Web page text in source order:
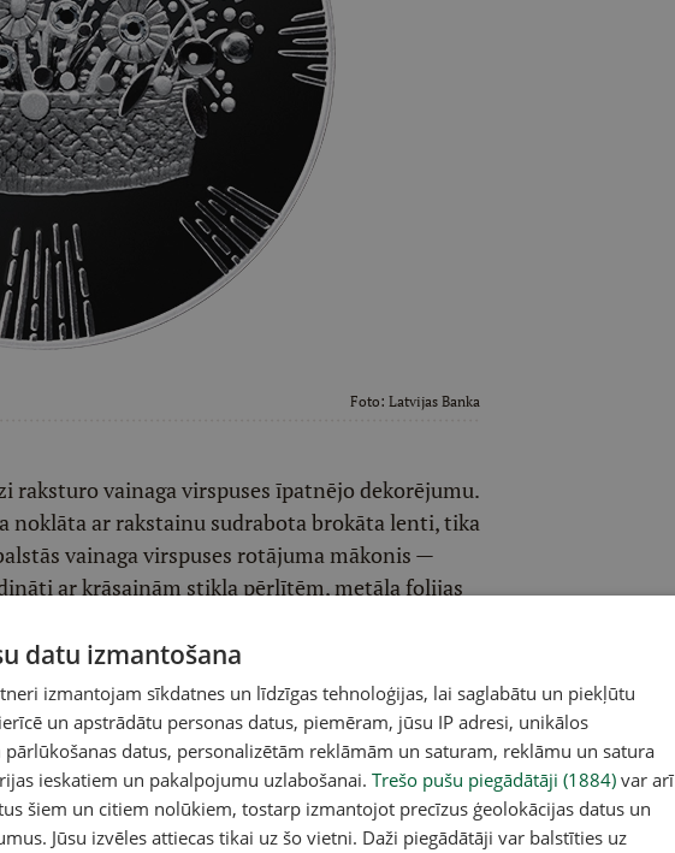
Foto: Latvijas Banka
raksturo vainaga virspuses īpatnējo dekorējumu.
noklāta ar rakstainu sudrabota brokāta lenti, tika
vainaga virspuses rotājuma mākonis —
ar krāsainām stikla pērlītēm, metāla folijas
vizuļiem, radot šķietami haotiska mākoņa
kustības ripiņas sakustas un nemitīgi
tikko sadzirdamu skaņu. Vainags, kas rotā
ar plānu sudraba kārtiņu pārklātajās
māksliniece Dace Lielā, kura tajā pārnesusi
akcentē seši caurspīdīgi kristāli.
datu izmantošana
izmantojam sīkdatnes un līdzīgas tehnoloģijas, lai saglabātu un piekļūtu
un apstrādātu personas datus, piemēram, jūsu IP adresi, unikālos
datus, personalizētām reklāmām un saturam, reklāmu un satura
ieskatiem un pakalpojumu uzlabošanai. Trešo pušu piegādātāji (1884) var arī
šiem un citiem nolūkiem, tostarp izmantojot precīzus ģeolokācijas datus un
Jūsu izvēles attiecas tikai uz šo vietni. Daži piegādātāji var balstīties uz